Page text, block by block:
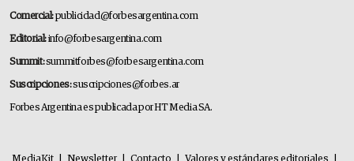
Comercial:publicidad@forbesargentina.com
Editorial:info@forbesargentina.com
Summit:summitforbes@forbesargentina.com
Suscripciones:suscripciones@forbes.ar
Forbes Argentina es publicada por HT Media SA.
MediaKit Newsletter Contacto Valores y estándares editoriales